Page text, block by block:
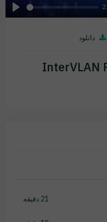
Play
دانلود
21 دقیقه